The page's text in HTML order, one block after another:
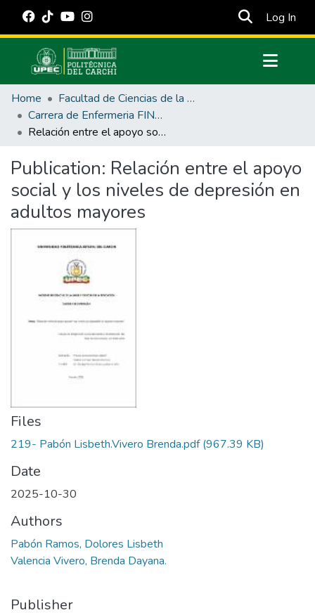
Log In
Communities & Collections
All of DSpace
Statistics
Estadísticas Externas
Manuales
Home
Facultad de Ciencias de la Salud y Educación
Carrera de Enfermeria FINAL
Relación entre el apoyo social y los niveles de depresión en adultos mayores
Publication: Relación entre el apoyo
social y los niveles de depresión en
adultos mayores
Files
219- Pabón Lisbeth.Vivero Brenda.pdf(967.39 KB)
Date
2025-10-30
Authors
Pabón Ramos, Dolores Lisbeth
Valencia Vivero, Brenda Dayana.
Publisher